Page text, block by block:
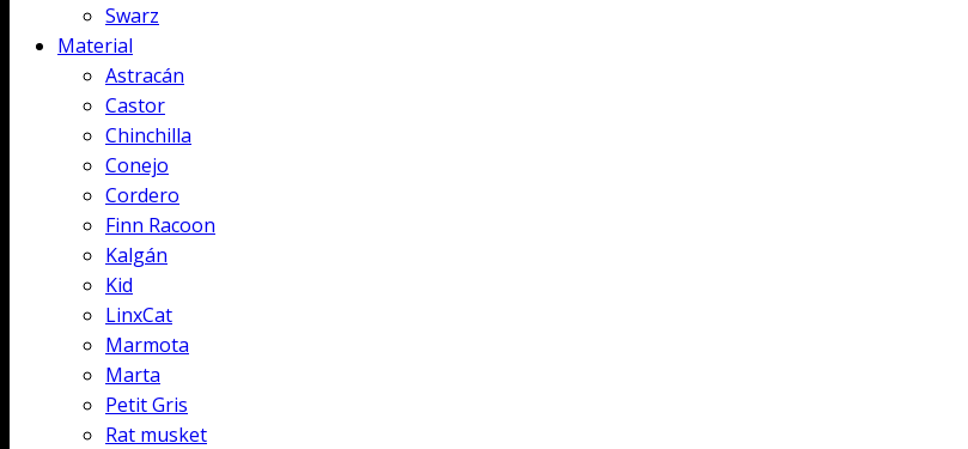
Swarz
Material
Astracán
Castor
Chinchilla
Conejo
Cordero
Finn Racoon
Kalgán
Kid
LinxCat
Marmota
Marta
Petit Gris
Rat musket